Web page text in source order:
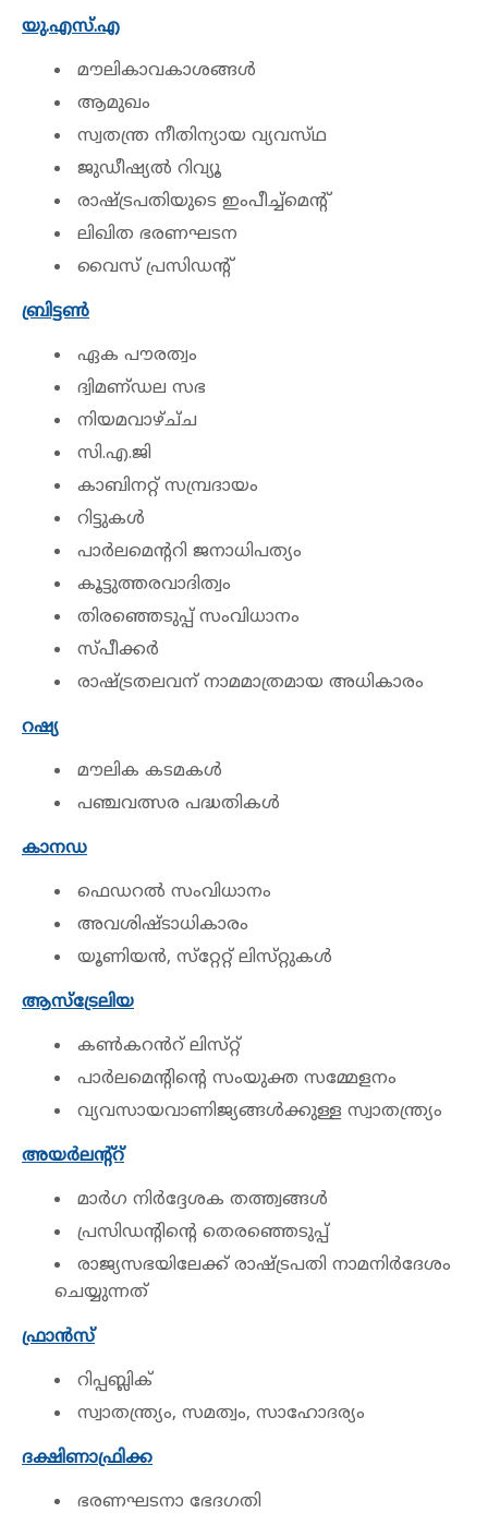
യു.എസ്.എ
മൗലികാവകാശങ്ങൾ
ആമുഖം
സ്വതന്ത്ര നീതിന്യായ വ്യവസ്‌ഥ
ജുഡീഷ്യൽ റിവ്യൂ
രാഷ്ട്രപതിയുടെ ഇംപീച്ച്മെന്റ്
ലിഖിത ഭരണഘടന
വൈസ് പ്രസിഡന്റ്
ബ്രിട്ടൺ
ഏക പൗരത്വം
ദ്വിമണ്‌ഡല സഭ
നിയമവാഴ്ച്‌ച
സി.എ.ജി
കാബിനറ്റ് സമ്പ്രദായം
റിട്ടുകൾ
പാർലമെന്ററി ജനാധിപത്യം
കൂട്ടുത്തരവാദിത്വം
തിരഞ്ഞെടുപ്പ് സംവിധാനം
സ്പ‌ീക്കർ
രാഷ്ട്രതലവന് നാമമാത്രമായ അധികാരം
റഷ്യ
മൗലിക കടമകൾ
പഞ്ചവത്സര പദ്ധതികൾ
കാനഡ
ഫെഡറൽ സംവിധാനം
അവശിഷ്ടാധികാരം
യൂണിയൻ, സ്‌റ്റേറ്റ്‌ ലിസ്‌റ്റുകൾ
ആസ്ട്രേലിയ
കൺകറൻറ് ലിസ്‌റ്റ്
പാർലമെന്റിൻ്റെ സംയുക്ത സമ്മേളനം
വ്യവസായവാണിജ്യങ്ങൾക്കുള്ള സ്വാതന്ത്ര്യം
അയർലന്റ്റ്
മാർഗ നിർദ്ദേശക തത്ത്വങ്ങൾ
പ്രസിഡന്റിന്റെ തെരഞ്ഞെടുപ്പ്
രാജ്യസഭയിലേക്ക് രാഷ്ട്രപതി നാമനിർദേശം
ചെയ്യുന്നത്
ഫ്രാൻസ്
റിപ്പബ്ലിക്
സ്വാതന്ത്ര്യം, സമത്വം, സാഹോദര്യം
ദക്ഷിണാഫ്രിക്ക
ഭരണഘടനാ ഭേദഗതി